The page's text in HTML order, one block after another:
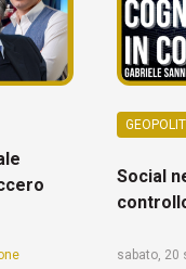
Social
sabato, 20